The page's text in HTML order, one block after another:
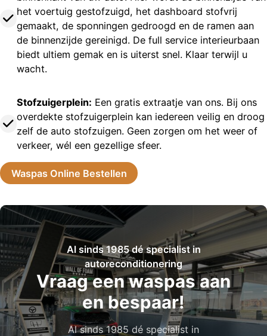
het voertuig gestofzuigd, het dashboard stofvrij
gemaakt, de sponningen gedroogd en de ramen aan
de binnenzijde gereinigd. De full service interieurbaan
biedt ultiem gemak en is uiterst snel. Klaar terwijl u
wacht.
Stofzuigerplein: Een gratis extraatje van ons. Bij ons
overdekte stofzuigerplein kan iedereen veilig en droog
zelf de auto stofzuigen. Geen zorgen om het weer of
verkeer, wél een gezellige sfeer.
Waspas Online Bestellen
Al sinds 1985 dé specialist in
autoreconditionering
Vraag een waspas aan
en bespaar!
Al sinds 1985 dé specialist in